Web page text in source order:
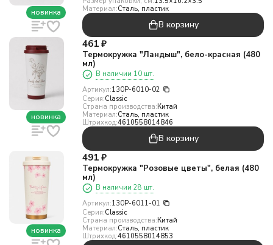
новинка
Материал:Сталь, пластик
В корзину
новинка
461 ₽
Термокружка "Ландыш", бело-красная (480
мл)
В наличии 10 шт.
Артикул:130P-6010-02
Серия:Classic
Страна производства:Китай
Материал:Сталь, пластик
Штрихкод:4610558014846
В корзину
новинка
491 ₽
Термокружка "Розовые цветы", белая (480
мл)
В наличии 28 шт.
Артикул:130P-6011-01
Серия:Classic
Страна производства:Китай
Материал:Сталь, пластик
Штрихкод:4610558014853